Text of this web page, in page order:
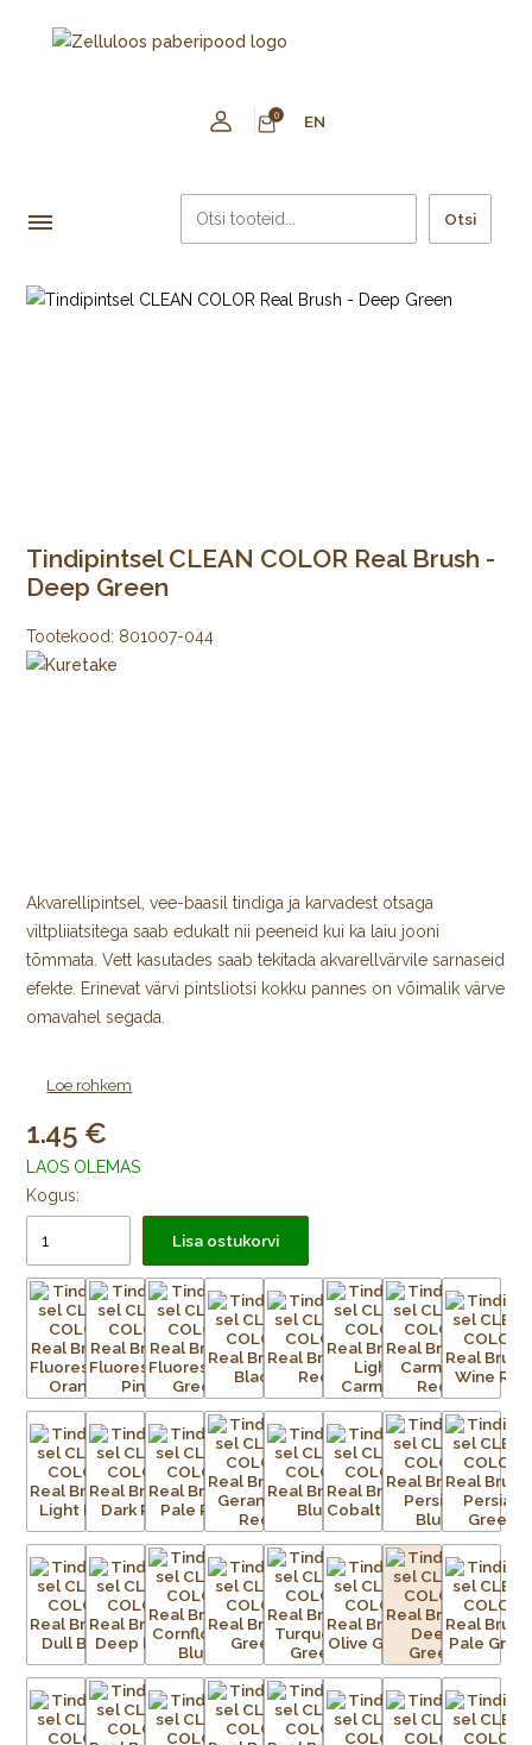
0 EN
Otsi
Tindipintsel CLEAN COLOR Real Brush -
Deep Green
Tootekood: 801007-044
Akvarellipintsel, vee-baasil tindiga ja karvadest otsaga
viltpliiatsitega saab edukalt nii peeneid kui ka laiu jooni
tõmmata. Vett kasutades saab tekitada akvarellvärvile sarnaseid
efekte. Erinevat värvi pintsliotsi kokku pannes on võimalik värve
omavahel segada.
Kuidas kasutada tindipintslit CLEAN COLOR
Loe rohkem
1.45
LAOS OLEMAS
Kogus:
Lisa ostukorvi